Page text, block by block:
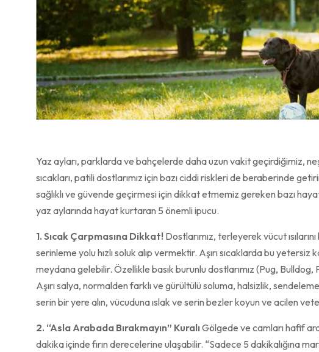
Yaz ayları, parklarda ve bahçelerde daha uzun vakit geçirdiğimiz,
sıcakları, patili dostlarımız için bazı ciddi riskleri de beraberinde
sağlıklı ve güvende geçirmesi için dikkat etmemiz gereken bazı
yaz aylarında hayat kurtaran 5 önemli ipucu.
1. Sıcak Çarpmasına Dikkat! Dostlarımız, terleyerek vücut
serinleme yolu hızlı soluk alıp vermektir. Aşırı sıcaklarda bu
meydana gelebilir. Özellikle basık burunlu dostlarımız (Pug,
Aşırı salya, normalden farklı ve gürültülü soluma, halsizlik,
serin bir yere alın, vücuduna ıslak ve serin bezler koyun ve acilen
2. “Asla Arabada Bırakmayın” Kuralı Gölgede ve camları hafif
dakika içinde fırın derecelerine ulaşabilir. “Sadece 5 dakikalığına